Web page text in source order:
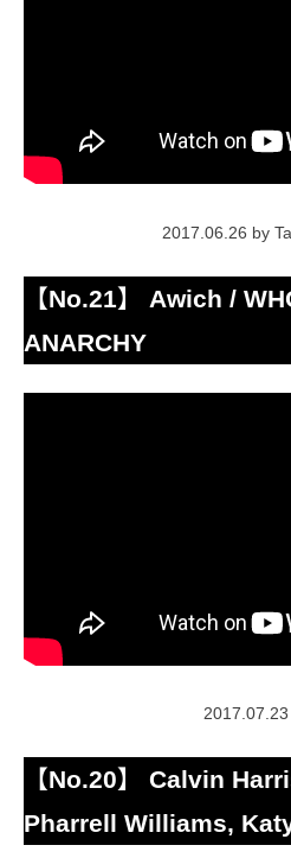
2017.06.26 by
【No.21】 Awich /
ANARCHY
【No.20】 Calvin
Pharrell Williams,